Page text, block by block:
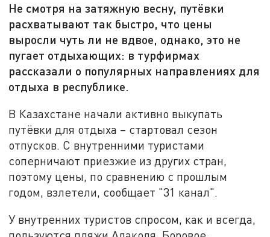
Не смотря на затяжную весну, путёвки
расхватывают так быстро, что цены
выросли чуть ли не вдвое, однако, это не
пугает отдыхающих: в турфирмах
рассказали о популярных направлениях для
отдыха в республике.
В Казахстане начали активно выкупать
путёвки для отдыха – стартовал сезон
отпусков. С внутренними туристами
соперничают приезжие из других стран,
поэтому цены, по сравнению с прошлым
годом, взлетели, сообщает "31 канал".
У внутренних туристов спросом, как и всегда,